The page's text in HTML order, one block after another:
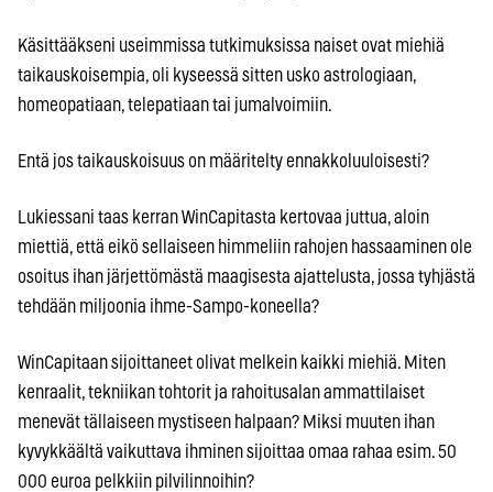
Käsittääkseni useimmissa tutkimuksissa naiset ovat miehiä
taikauskoisempia, oli kyseessä sitten usko astrologiaan,
homeopatiaan, telepatiaan tai jumalvoimiin.
Entä jos taikauskoisuus on määritelty ennakkoluuloisesti?
Lukiessani taas kerran WinCapitasta kertovaa juttua, aloin
miettiä, että eikö sellaiseen himmeliin rahojen hassaaminen ole
osoitus ihan järjettömästä maagisesta ajattelusta, jossa tyhjästä
tehdään miljoonia ihme-Sampo-koneella?
WinCapitaan sijoittaneet olivat melkein kaikki miehiä. Miten
kenraalit, tekniikan tohtorit ja rahoitusalan ammattilaiset
menevät tällaiseen mystiseen halpaan? Miksi muuten ihan
kyvykkäältä vaikuttava ihminen sijoittaa omaa rahaa esim. 50
000 euroa pelkkiin pilvilinnoihin?